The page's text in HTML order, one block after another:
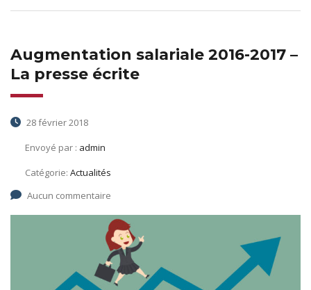
Augmentation salariale 2016-2017 –
La presse écrite
28 février 2018
Envoyé par : admin
Catégorie: Actualités
Aucun commentaire